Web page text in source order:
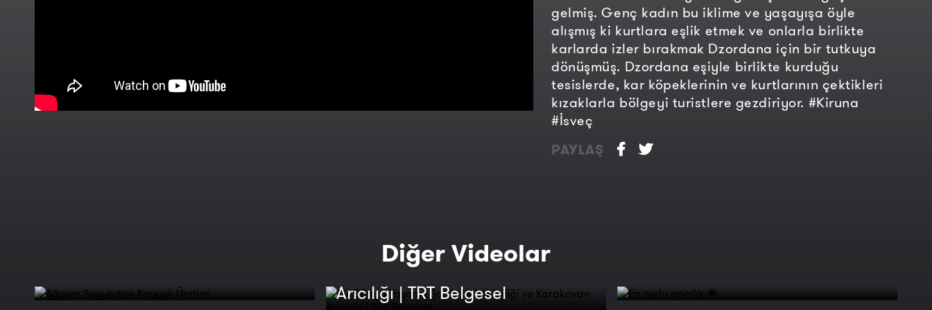
gelmiş. Genç kadın bu iklime ve yaşayışa öyle
alışmış ki kurtlara eşlik etmek ve onlarla birlikte
karlarda izler bırakmak Dzordana için bir tutkuya
dönüşmüş. Dzordana eşiyle birlikte kurduğu
tesislerde, kar köpeklerinin ve kurtlarının çektikleri
kızaklarla bölgeyi turistlere gezdiriyor. #Kiruna
#İsveç
PAYLAŞ
Diğer Videolar
Bir Dünya Yaşam | Şahin
Yetiştiriciliği ve Karakovan
Arıcılığı | TRT Belgesel
Dünyanın en uzun boyunlarına
Kış Rüyası | Bir Dünya Yaşam |
Koh Samui Adası | Bir Dünya